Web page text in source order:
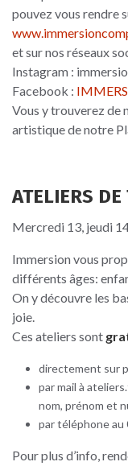
pouvez vous rendre
et sur nos réseaux
Instagram :
Facebook :
Vous y trouverez de
artistique de notre
ATELIERS DE
Mercredi 13, jeudi
Immersion vous
différents âges:
On y découvre les
joie.
Ces ateliers sont
directement sur
par mail à
nom, prénom et
par téléphone au
Pour plus d’info,